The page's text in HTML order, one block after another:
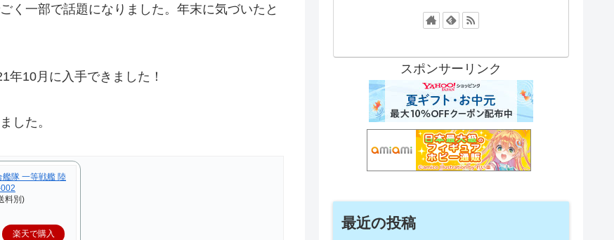
く一部で話題になりました。年末に気づいたと
年10月に入手できました！
した。
隊 一等戦艦 陸
料別)
楽天で購入
スポンサーリンク
最近の投稿